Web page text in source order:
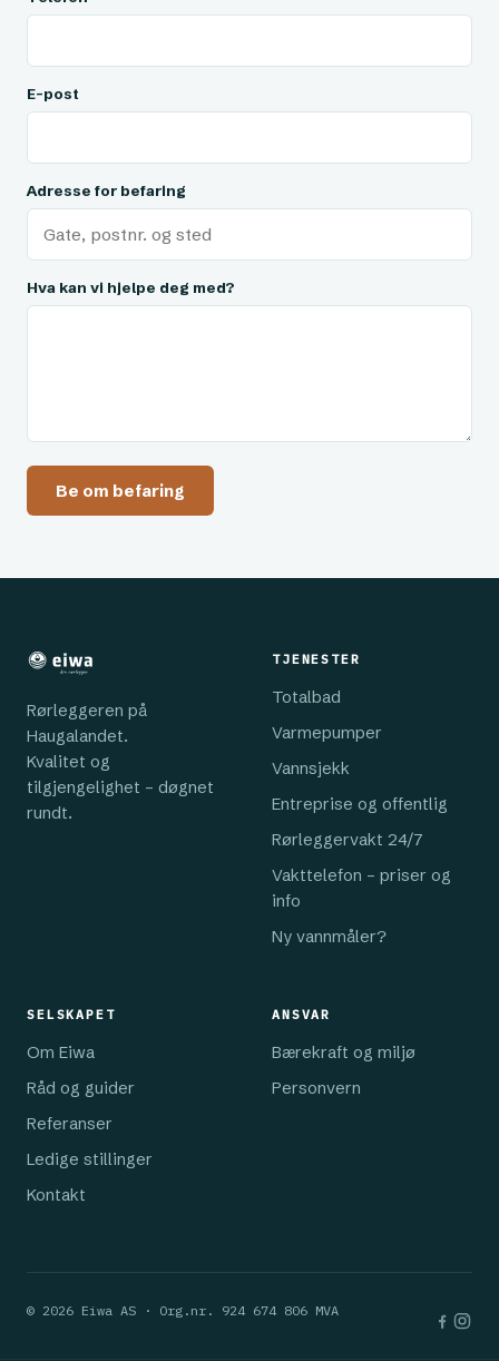
E-post
Adresse for befaring
Hva kan vi hjelpe deg med?
Be om befaring
Rørleggeren på
Haugalandet.
Kvalitet og
tilgjengelighet – døgnet
rundt.
TJENESTER
Totalbad
Varmepumper
Vannsjekk
Entreprise og offentlig
Rørleggervakt 24/7
Vakttelefon – priser og
info
Ny vannmåler?
SELSKAPET
Om Eiwa
Råd og guider
Referanser
Ledige stillinger
Kontakt
ANSVAR
Bærekraft og miljø
Personvern
© 2026 Eiwa AS · Org.nr. 924 674 806 MVA